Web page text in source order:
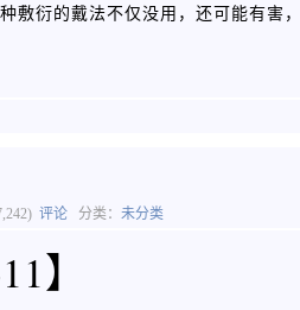
敷衍的戴法不仅没用，还可能有害
评论 分类： 未分类
】